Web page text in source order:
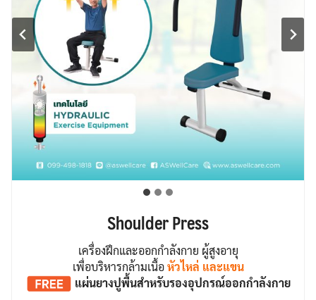
Shoulder Press
เครื่องฝึกและออกกำลังกาย ผู้สูงอายุ
เพื่อบริหารกล้ามเนื้อหัวไหล่ และแขน
แผ่นยางปูพื้นสำหรับรองอุปกรณ์ออกกำลังกาย